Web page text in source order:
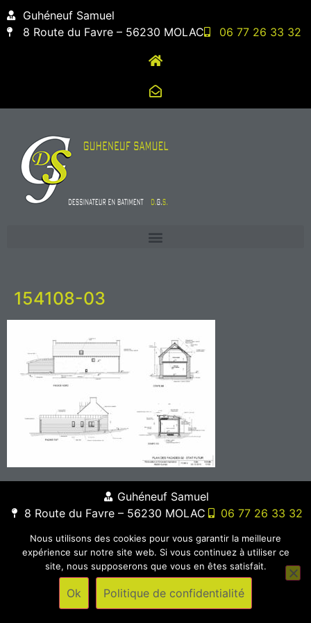
principal
Guhéneuf Samuel
8 Route du Favre – 56230 MOLAC
06 77 26 33 32
154108-03
Guhéneuf Samuel
8 Route du Favre – 56230 MOLAC
06 77 26 33 32
Nous utilisons des cookies pour vous garantir la meilleure
expérience sur notre site web. Si vous continuez à utiliser ce
site, nous supposerons que vous en êtes satisfait.
Ok Politique de confidentialité